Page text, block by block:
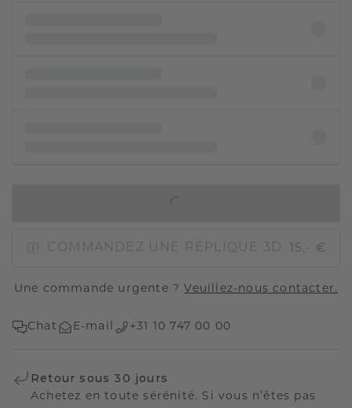
COMMANDEZ UNE RÉPLIQUE 3D 15,- €
Une commande urgente ?Veuillez-nous contacter.
Chat E-mail +31 10 747 00 00
Retour sous 30 jours
Achetez en toute sérénité. Si vous n’êtes pas